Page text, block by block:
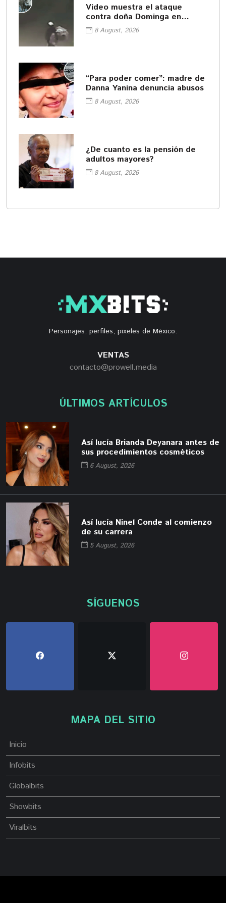
Video muestra el ataque
contra doña Dominga en
Amozoc
8 August, 2026
“Para poder comer”: madre de
Danna Yanina denuncia abusos
8 August, 2026
¿De cuanto es la pensión de
adultos mayores?
8 August, 2026
Personajes, perfiles, pixeles de México.
VENTAS
contacto@prowell.media
ÚLTIMOS ARTÍCULOS
Así lucía Brianda Deyanara antes de
sus procedimientos cosméticos
6 August, 2026
Así lucía Ninel Conde al comienzo
de su carrera
5 August, 2026
SÍGUENOS
MAPA DEL SITIO
Inicio
Infobits
Globalbits
Showbits
Viralbits